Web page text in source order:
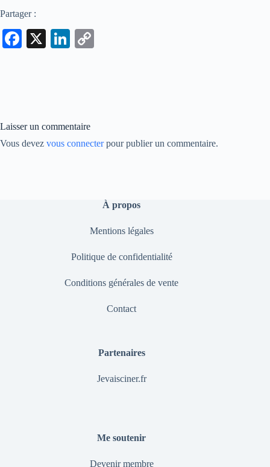
Partager :
Fa
X
Li
Laisser un commentaire
Vous devez vous connecterpour publier un commentaire.
À propos
Mentions légales
Politique de confidentialité
Conditions générales de vente
Contact
Partenaires
Jevaisciner.fr
Me soutenir
Devenir membre